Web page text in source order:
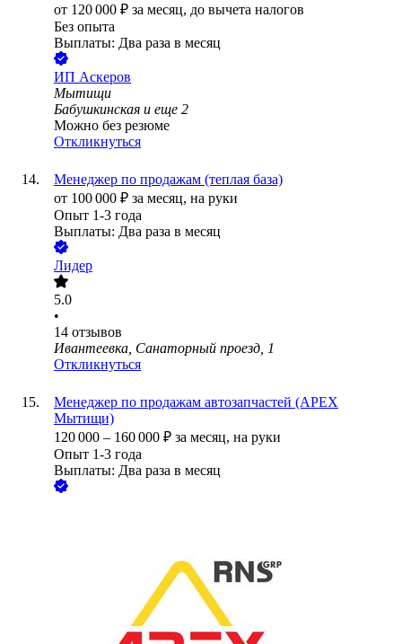
от 120 000 ₽ за месяц, до вычета налогов
Без опыта
Выплаты: Два раза в месяц
ИП Аскеров
Мытищи
Бабушкинская и еще 2
Можно без резюме
Откликнуться
Менеджер по продажам (теплая база)
от 100 000 ₽ за месяц, на руки
Опыт 1-3 года
Выплаты: Два раза в месяц
Лидер
5.0
•
14 отзывов
Ивантеевка, Санаторный проезд, 1
Откликнуться
Менеджер по продажам автозапчастей (APEX
Мытищи)
120 000 – 160 000 ₽ за месяц, на руки
Опыт 1-3 года
Выплаты: Два раза в месяц